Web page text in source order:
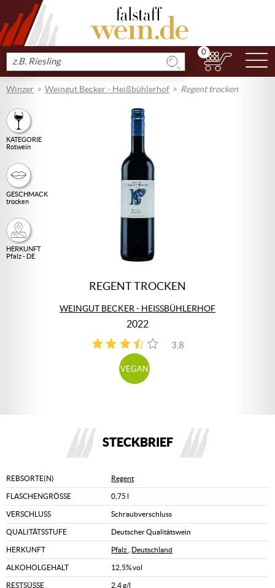
Produkt
suchen
0
Winzer Weingut Becker - Heißbühlerhof Regent trocken
KATEGORIE
Rotwein
GESCHMACK
trocken
HERKUNFT
Pfalz - DE
REGENT TROCKEN
WEINGUT BECKER - HEISSBÜHLERHOF
2022
3,8
4
VEGAN
STECKBRIEF
REBSORTE(N) Regent
FLASCHENGRÖSSE 0,75 l
VERSCHLUSS Schraubverschluss
QUALITÄTSSTUFE Deutscher Qualitätswein
HERKUNFT Pfalz Deutschland
ALKOHOLGEHALT 12,5% vol
RESTSÜSSE 2,4 g/l